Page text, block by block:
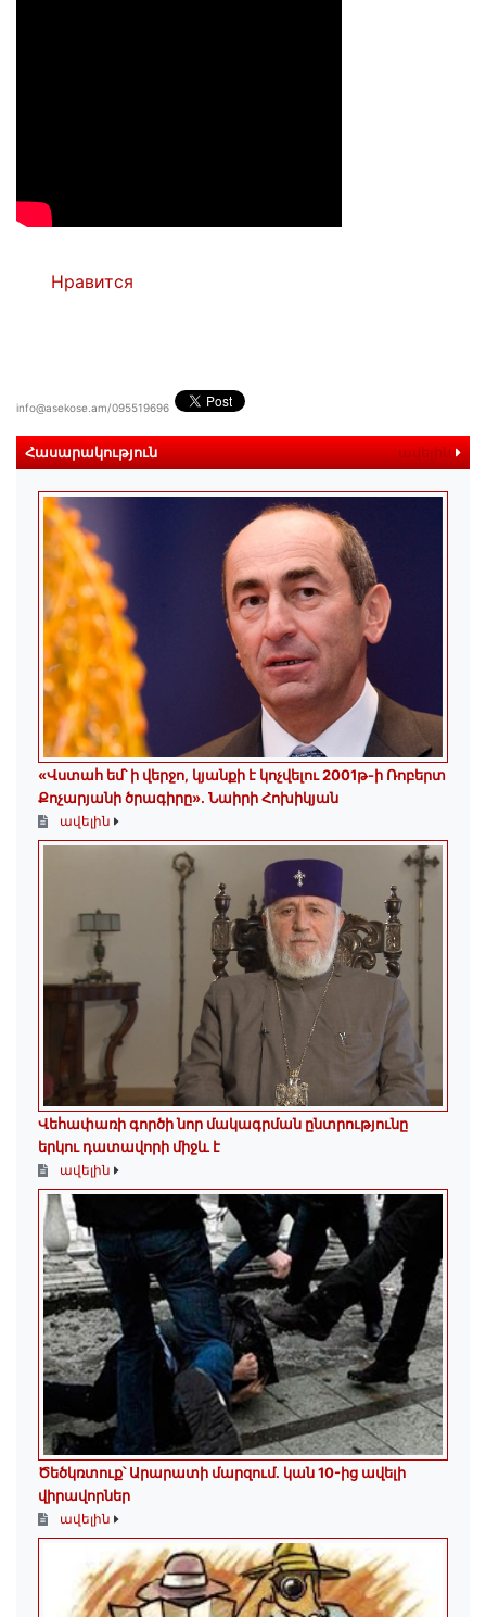
Нравится
info@asekose.am/095519696
Հասարակություն ավելին
«Վստահ եմ՝ ի վերջո, կյանքի է կոչվելու 2001թ-ի Ռոբերտ
Քոչարյանի ծրագիրը». Նաիրի Հոխիկյան
ավելին
Վեհափառի գործի նոր մակագրման ընտրությունը
երկու դատավորի միջև է
ավելին
Ծեծկռտուք՝ Արարատի մարզում. կան 10-ից ավելի
վիրավորներ
ավելին